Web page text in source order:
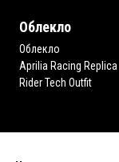
Облекло
Облекло
Aprilia Racing Replica
Rider Tech Outfit